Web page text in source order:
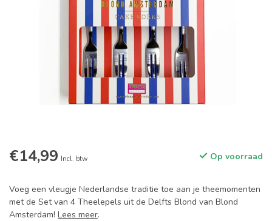
€14,99 Incl. btw Op voorraad
Voeg een vleugje Nederlandse traditie toe aan je theemomenten
met de Set van 4 Theelepels uit de Delfts Blond van Blond
Amsterdam! Lees meer.